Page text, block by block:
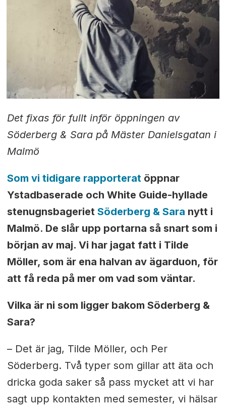
Det fixas för fullt inför öppningen av
Söderberg & Sara på Mäster Danielsgatan i
Malmö
Som vi tidigare rapporterat öppnar
Ystadbaserade och White Guide-hyllade
stenugnsbageriet Söderberg & Sara nytt i
Malmö. De slår upp portarna så snart som i
början av maj. Vi har jagat fatt i Tilde
Möller, som är ena halvan av ägarduon, för
att få reda på mer om vad som väntar.
Vilka är ni som ligger bakom Söderberg &
Sara?
– Det är jag, Tilde Möller, och Per
Söderberg. Två typer som gillar att äta och
dricka goda saker så pass mycket att vi har
sagt upp kontakten med semester, vi hälsar